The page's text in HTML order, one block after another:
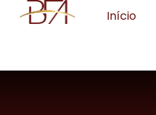
Início